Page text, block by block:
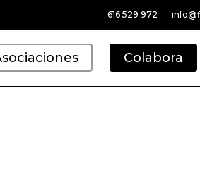
616 529 972
Colabora